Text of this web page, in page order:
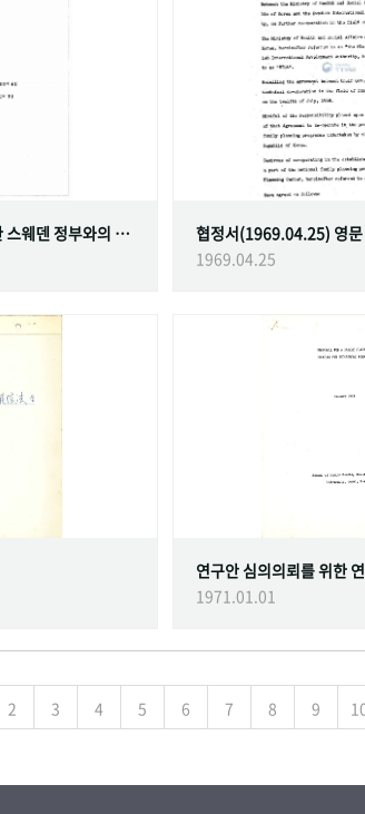
가족계획 분야 협력을 위한 스웨덴 정부와의 협정
협정서(1969.04.25) 영문
1969.04.25
연구안 심의의뢰를 위한
1971.01.01
2 3 4 5 6 7 8 9